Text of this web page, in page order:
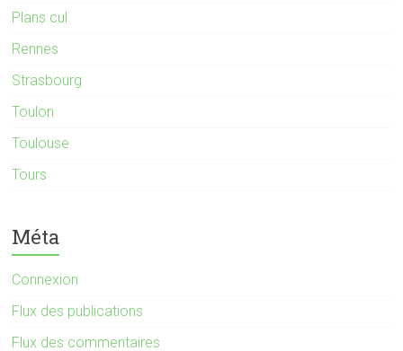
Plans cul
Rennes
Strasbourg
Toulon
Toulouse
Tours
Méta
Connexion
Flux des publications
Flux des commentaires